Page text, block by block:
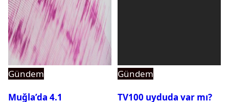
Gündem
Muğla’da 4.1
Gündem
TV100 uyduda var mı?